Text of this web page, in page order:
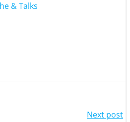
& Talks
Next post